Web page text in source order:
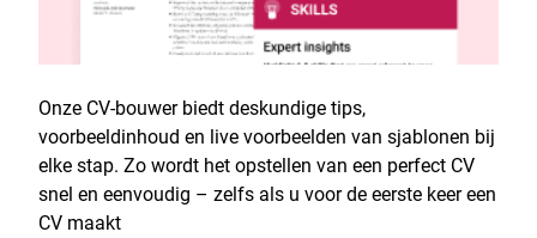
Onze CV-bouwer biedt deskundige tips,
voorbeeldinhoud en live voorbeelden van sjablonen bij
elke stap. Zo wordt het opstellen van een perfect CV
snel en eenvoudig – zelfs als u voor de eerste keer een
CV maakt